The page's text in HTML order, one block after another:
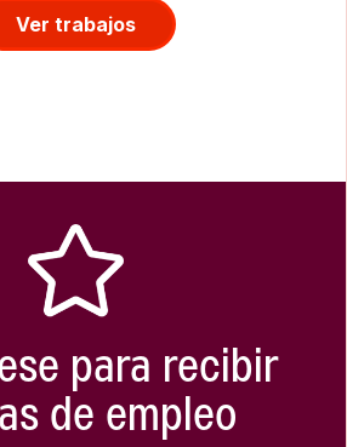
Ver trabajos
para recibir
de empleo